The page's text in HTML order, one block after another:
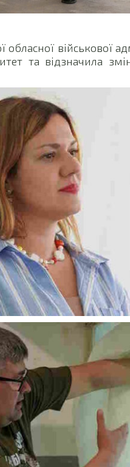
військової
та відзначила